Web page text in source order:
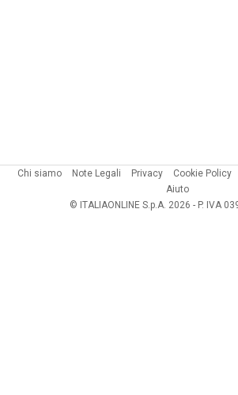
Chi siamo Note Legali Privacy Cookie Policy
Aiuto
© ITALIAONLINE S.p.A. 2026 - P. IVA